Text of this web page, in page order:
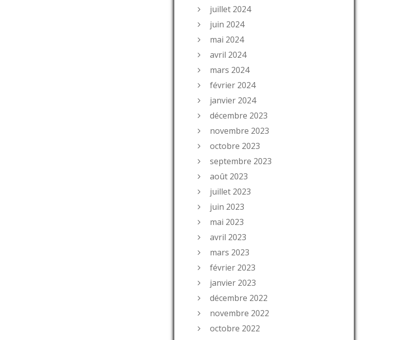
juillet 2024
juin 2024
mai 2024
avril 2024
mars 2024
février 2024
janvier 2024
décembre 2023
novembre 2023
octobre 2023
septembre 2023
août 2023
juillet 2023
juin 2023
mai 2023
avril 2023
mars 2023
février 2023
janvier 2023
décembre 2022
novembre 2022
octobre 2022